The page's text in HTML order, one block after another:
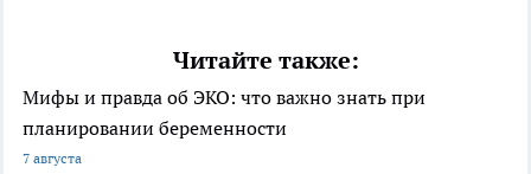
Читайте также:
Мифы и правда об ЭКО: что важно знать при
планировании беременности
7 августа